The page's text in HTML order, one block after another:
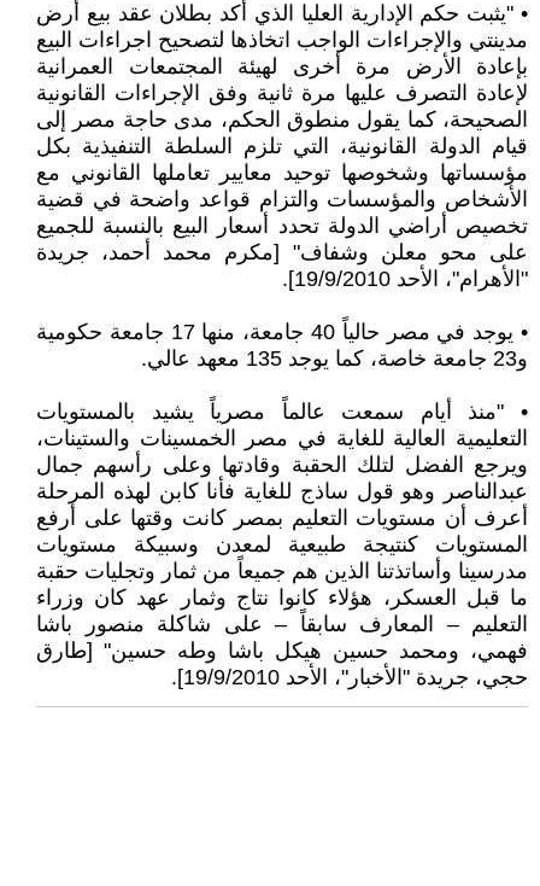
• "يثبت حكم الإدارية العليا الذي أكد بطلان عقد بيع أرض
مدينتي والإجراءات الواجب اتخاذها لتصحيح اجراءات البيع
بإعادة الأرض مرة أخرى لهيئة المجتمعات العمرانية
لإعادة التصرف عليها مرة ثانية وفق الإجراءات القانونية
الصحيحة، كما يقول منطوق الحكم، مدى حاجة مصر إلى
قيام الدولة القانونية، التي تلزم السلطة التنفيذية بكل
مؤسساتها وشخوصها توحيد معايير تعاملها القانوني مع
الأشخاص والمؤسسات والتزام قواعد واضحة في قضية
تخصيص أراضي الدولة تحدد أسعار البيع بالنسبة للجميع
على محو معلن وشفاف" [مكرم محمد أحمد، جريدة
"الأهرام"، الأحد 19/9/2010].
• يوجد في مصر حالياً 40 جامعة، منها 17 جامعة حكومية
و23 جامعة خاصة، كما يوجد 135 معهد عالي.
• "منذ أيام سمعت عالماً مصرياً يشيد بالمستويات
التعليمية العالية للغاية في مصر الخمسينات والستينات،
ويرجع الفضل لتلك الحقبة وقادتها وعلى رأسهم جمال
عبدالناصر وهو قول ساذج للغاية فأنا كابن لهذه المرحلة
أعرف أن مستويات التعليم بمصر كانت وقتها على أرفع
المستويات كنتيجة طبيعية لمعدن وسبيكة مستويات
مدرسينا وأساتذتنا الذين هم جميعاً من ثمار وتجليات حقبة
ما قبل العسكر، هؤلاء كانوا نتاج وثمار عهد كان وزراء
التعليم – المعارف سابقاً – على شاكلة منصور باشا
فهمي، ومحمد حسين هيكل باشا وطه حسين" [طارق
حجي، جريدة "الأخبار"، الأحد 19/9/2010].